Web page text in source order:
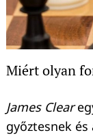
Miért olyan
James Clear
győztesnek és